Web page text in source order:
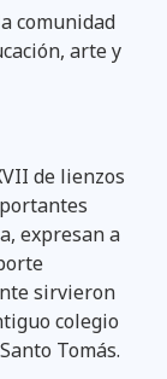
comunidad
arte y
de lienzos
expresan a
sirvieron
colegio
Tomás.